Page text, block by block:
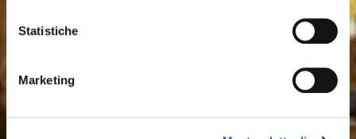
Statistiche
Marketing
to 10, with a full programme of morning and